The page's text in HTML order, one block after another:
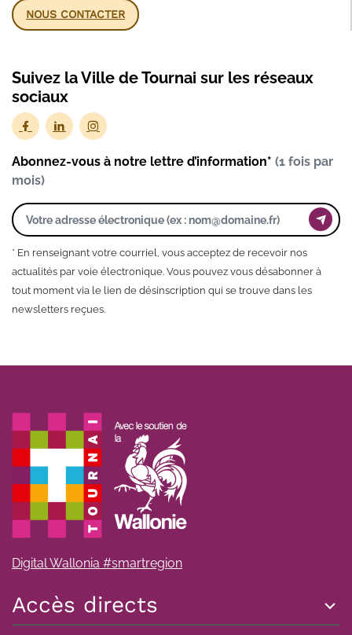
NOUS CONTACTER
Suivez la Ville de Tournai sur les réseaux
sociaux
Abonnez-vous à notre lettre d’information* (1 fois par
mois)
* En renseignant votre courriel, vous acceptez de recevoir nos
actualités par voie électronique. Vous pouvez vous désabonner à
tout moment via le lien de désinscription qui se trouve dans les
newsletters reçues.
Digital Wallonia #smartregion
Accès directs